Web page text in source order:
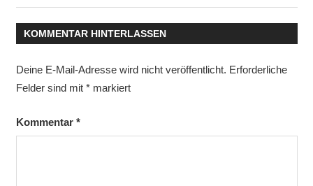
Beitrag:
KOMMENTAR HINTERLASSEN
Deine E-Mail-Adresse wird nicht veröffentlicht. Erforderliche
Felder sind mit *markiert
Kommentar *